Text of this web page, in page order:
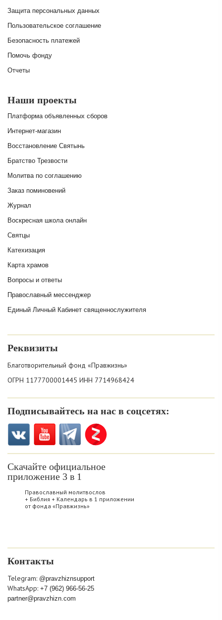
Защита персональных данных
Пользовательское соглашение
Безопасность платежей
Помочь фонду
Отчеты
Наши проекты
Платформа объявленных сборов
Интернет-магазин
Восстановление Святынь
Братство Трезвости
Молитва по соглашению
Заказ поминовений
Журнал
Воскресная школа онлайн
Святцы
Катехизация
Карта храмов
Вопросы и ответы
Православный мессенджер
Единый Личный Кабинет священнослужителя
Реквизиты
Благотворительный фонд «Правжизнь»
ОГРН 1177700001445 ИНН 7714968424
Подписывайтесь на нас в соцсетях:
Скачайте официальное
приложение 3 в 1
Православный молитвослов
+ Библия + Календарь в 1 приложении
от фонда «Правжизнь»
Контакты
Telegram: @pravzhiznsupport
WhatsApp: +7 (962) 966-56-25
partner@pravzhizn.com